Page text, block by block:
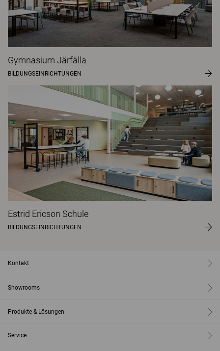
Gymnasium Järfälla
BILDUNGSEINRICHTUNGEN
Estrid Ericson Schule
BILDUNGSEINRICHTUNGEN
Kontakt
Showrooms
Produkte & Lösungen
Service